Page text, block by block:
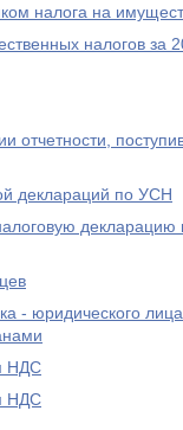
налога на
налогов за
отчетности,
деклараций по УСН
- юридического
НДС
НДС